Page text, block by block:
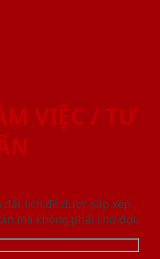
VIỆC / TƯ
lịch để được sắp xếp
mà không phải chờ đợi.